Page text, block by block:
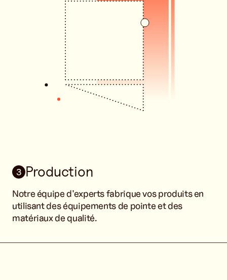
3 Production
Notre équipe d'experts fabrique vos produits en
utilisant des équipements de pointe et des
matériaux de qualité.